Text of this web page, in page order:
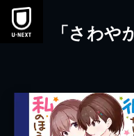
本文へスキップ
「さわや